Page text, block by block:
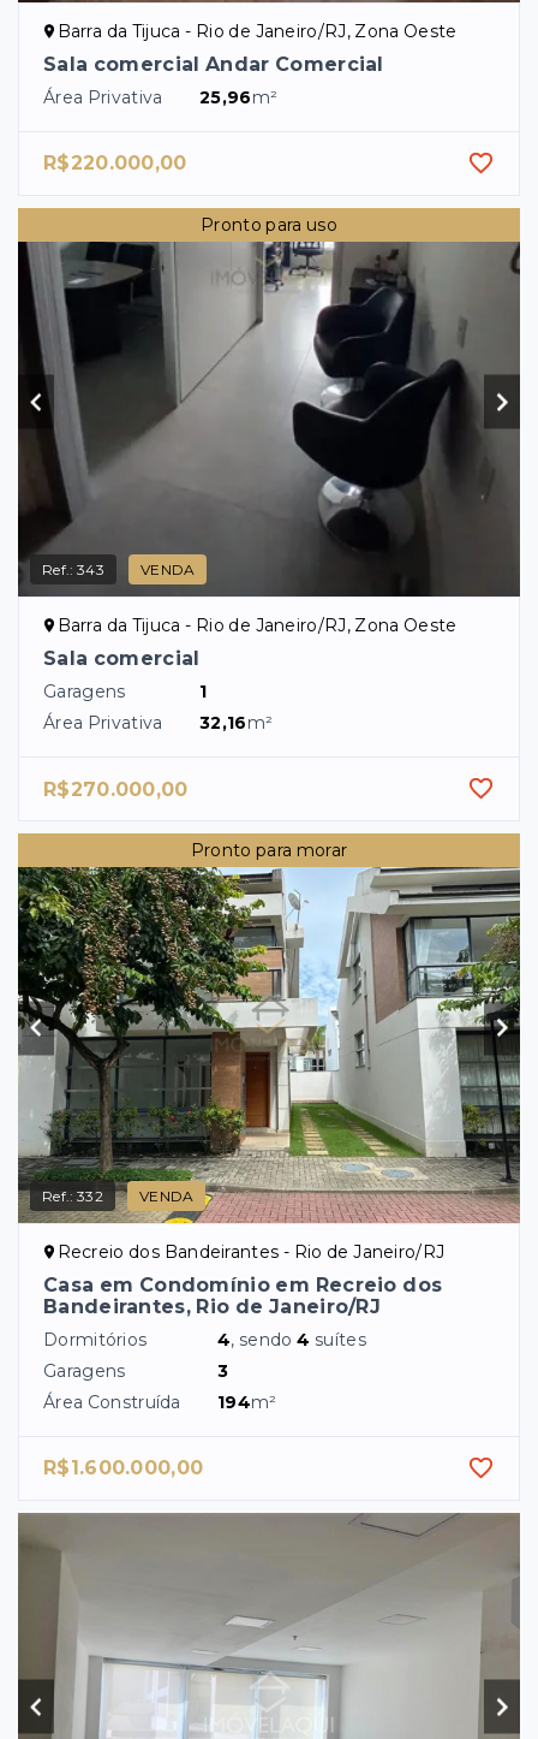
Barra da Tijuca - Rio de Janeiro/RJ, Zona Oeste
Sala comercial Andar Comercial
Área Privativa 25,96m²
R$220.000,00
Pronto para uso
Ref.:343 VENDA
Barra da Tijuca - Rio de Janeiro/RJ, Zona Oeste
Sala comercial
Garagens
1
Área Privativa
32,16m²
R$270.000,00
Pronto para morar
Ref.:332 VENDA
Recreio dos Bandeirantes - Rio de Janeiro/RJ
Casa em Condomínio em Recreio dos
Bandeirantes, Rio de Janeiro/RJ
Dormitórios 4, sendo4 suítes
Garagens
3
Área Construída
194m²
R$1.600.000,00